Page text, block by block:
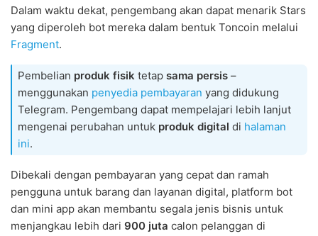
Dalam waktu dekat, pengembang akan dapat menarik Stars
yang diperoleh bot mereka dalam bentuk Toncoin melalui
Fragment.
Pembelian produk fisik tetap sama persis –
menggunakan penyedia pembayaran yang didukung
Telegram. Pengembang dapat mempelajari lebih lanjut
mengenai perubahan untuk produk digital di halaman
ini.
Dibekali dengan pembayaran yang cepat dan ramah
pengguna untuk barang dan layanan digital, platform bot
dan mini app akan membantu segala jenis bisnis untuk
menjangkau lebih dari 900 juta calon pelanggan di